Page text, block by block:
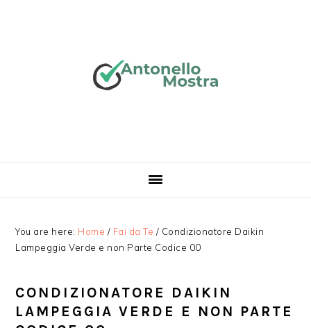
You are here: Home / Fai da Te / Condizionatore Daikin
Lampeggia Verde e non Parte Codice 00​
CONDIZIONATORE DAIKIN
LAMPEGGIA VERDE E NON PARTE